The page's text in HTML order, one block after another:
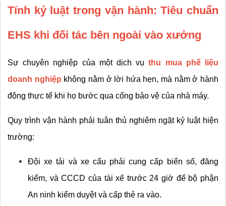
Tính kỷ luật trong vận hành: Tiêu chuẩn
EHS khi đối tác bên ngoài vào xưởng
Sự chuyên nghiệp của một dịch vụ thu mua phế liệu
doanh nghiệp không nằm ở lời hứa hẹn, mà nằm ở hành
động thực tế khi họ bước qua cổng bảo vệ của nhà máy.
Quy trình vận hành phải tuân thủ nghiêm ngặt kỷ luật hiện
trường:
Đội xe tải và xe cẩu phải cung cấp biển số, đăng
kiểm, và CCCD của tài xế trước 24 giờ để bộ phận
An ninh kiểm duyệt và cấp thẻ ra vào.